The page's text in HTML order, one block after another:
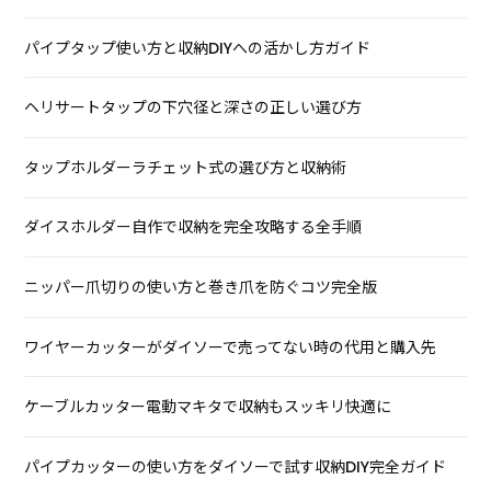
パイプタップ使い方と収納DIYへの活かし方ガイド
ヘリサートタップの下穴径と深さの正しい選び方
タップホルダーラチェット式の選び方と収納術
ダイスホルダー自作で収納を完全攻略する全手順
ニッパー爪切りの使い方と巻き爪を防ぐコツ完全版
ワイヤーカッターがダイソーで売ってない時の代用と購入先
ケーブルカッター電動マキタで収納もスッキリ快適に
パイプカッターの使い方をダイソーで試す収納DIY完全ガイド